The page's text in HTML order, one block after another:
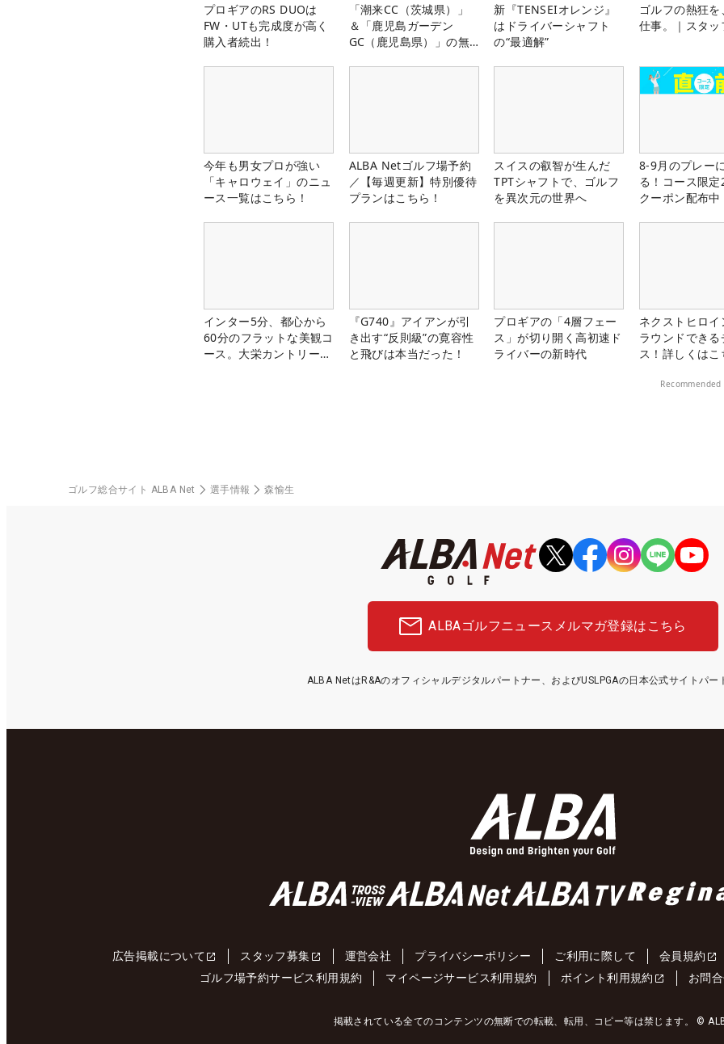
プロギアのRS DUOは
FW・UTも完成度が高く
購入者続出！
「潮来CC（茨城県）」
＆「鹿児島ガーデン
GC（鹿児島県）」の無
新『TENSEIオレンジ』
はドライバーシャフト
の“最適解”
ゴルフの熱狂
仕事。｜スタ
今年も男女プロが強い
「キャロウェイ」のニュ
ース一覧はこちら！
ALBA Netゴルフ場予約
／【毎週更新】特別優待
プランはこちら！
スイスの叡智が生んだ
TPTシャフトで、ゴルフ
を異次元の世界へ
8-9月のプレー
る！コース限
クーポン配布中
インター5分、都心から
60分のフラットな美観コ
ース。大栄カントリー俱
『G740』アイアンが引
き出す“反則級”の寛容性
と飛びは本当だった！
プロギアの「4層フェー
ス」が切り開く高初速ド
ライバーの新時代
ネクストヒロ
ラウンドできる
ス！詳しくは
Recommended
ゴルフ総合サイト ALBA Net 選手情報 森愉生
ALBAゴルフニュース メルマガ登録はこちら
ALBA NetはR&Aのオフィシャルデジタルパートナー、およびUSLPGAの日本公式サイトパー
広告掲載について スタッフ募集 運営会社 プライバシーポリシー ご利用に際して
会員規約
ゴルフ場予約サービス利用規約
マイページサービス利用規約 ポイント利用規約 お問
掲載されている全てのコンテンツの無断での転載、転用、コピー等は禁じます。 ©